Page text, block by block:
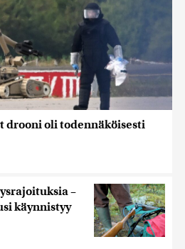
drooni oli todennäköisesti
–
käynnistyy